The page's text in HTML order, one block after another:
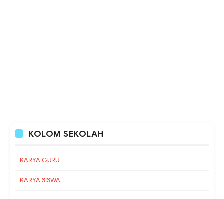
KOLOM SEKOLAH
KARYA GURU
KARYA SISWA